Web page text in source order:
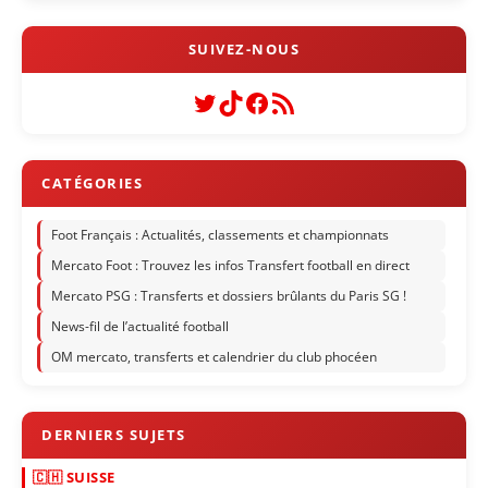
Twitter
TikTok
Facebook
Flux RSS
Foot Français : Actualités, classements et championnats
Mercato Foot : Trouvez les infos Transfert football en direct
Mercato PSG : Transferts et dossiers brûlants du Paris SG !
News-fil de l’actualité football
OM mercato, transferts et calendrier du club phocéen
🇨🇭 SUISSE